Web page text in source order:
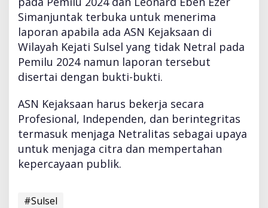
Simanjuntak terbuka untuk menerima
laporan apabila ada ASN Kejaksaan di
Wilayah Kejati Sulsel yang tidak Netral pada
Pemilu 2024 namun laporan tersebut
disertai dengan bukti-bukti.
ASN Kejaksaan harus bekerja secara
Profesional, Independen, dan berintegritas
termasuk menjaga Netralitas sebagai upaya
untuk menjaga citra dan mempertahan
kepercayaan publik.
#Sulsel